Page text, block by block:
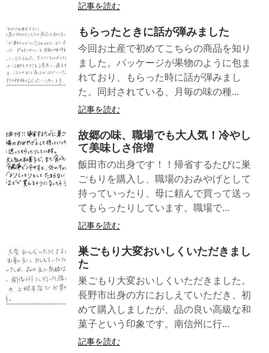
記事を読む
もらったときに話が弾みました
今回お土産で初めてこちらの商品を知り
ました。パッケージが果物のように包ま
れており、もらった時に話が弾みまし
た。同封されている、月毎の味の種...
記事を読む
故郷の味、職場でも大人気！冷やし
て美味しさ倍増
飯田市の出身です！！帰省するたびに巣
ごもりを購入し、職場のおみやげとして
持っていったり、母に頼んで買って送っ
てもらったりしています。職場で...
記事を読む
巣ごもり大変おいしくいただきまし
た
巣ごもり大変おいしくいただきました。
長野市出身の方におしえていただき、初
めて購入しましたが、品の良い高級な和
菓子という印象です。南信州に行...
記事を読む